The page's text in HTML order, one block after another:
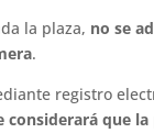
la plaza, no se
.
registro
considerará que